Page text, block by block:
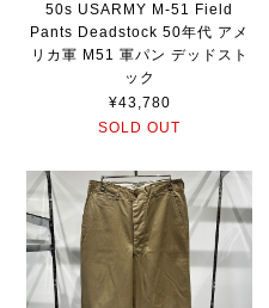
50s USARMY M-51 Field
Pants Deadstock 50年代 アメ
リカ軍 M51 軍パン デッドスト
ック
¥43,780
SOLD OUT